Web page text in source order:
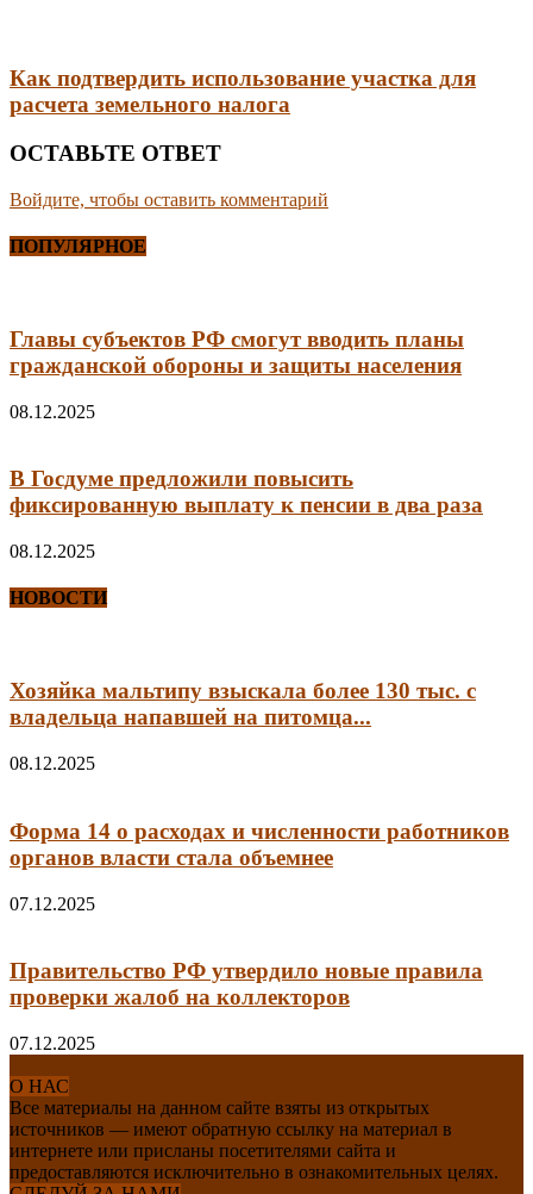
Как подтвердить использование участка для
расчета земельного налога
ОСТАВЬТЕ ОТВЕТ
Войдите, чтобы оставить комментарий
ПОПУЛЯРНОЕ
Главы субъектов РФ смогут вводить планы
гражданской обороны и защиты населения
08.12.2025
В Госдуме предложили повысить
фиксированную выплату к пенсии в два раза
08.12.2025
НОВОСТИ
Хозяйка мальтипу взыскала более 130 тыс. с
владельца напавшей на питомца...
08.12.2025
Форма 14 о расходах и численности работников
органов власти стала объемнее
07.12.2025
Правительство РФ утвердило новые правила
проверки жалоб на коллекторов
07.12.2025
О НАС
Все материалы на данном сайте взяты из открытых
источников — имеют обратную ссылку на материал в
интернете или присланы посетителями сайта и
предоставляются исключительно в ознакомительных целях.